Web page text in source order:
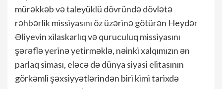
mürəkkəb və taleyüklü dövründə dövlətə
rəhbərlik missiyasını öz üzərinə götürən Heydər
Əliyevin xilaskarlıq və quruculuq missiyasını
şərəflə yerinə yetirməklə, nəinki xalqımızın ən
parlaq siması, eləcə də dünya siyasi elitasının
görkəmli şəxsiyyətlərindən biri kimi tarixdə